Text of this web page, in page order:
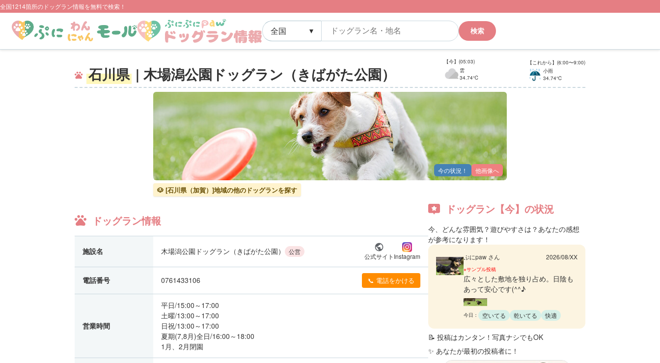
全国1214箇所のドッグラン情報を無料で検索！
検索
石川県 | 木場潟公園ドッグラン（きばがた公園）
【今】(05:03)
雲
34.74℃
【これから】(6:00〜9:00)
小雨
34.74℃
今の状況！ 他画像へ
🐶 [石川県（加賀）]地域の他のドッグランを探す
ドッグラン情報
施設名 木場潟公園ドッグラン（きばがた公園） 公営
公式サイト Instagram
電話番号 0761433106 📞 電話をかける
営業時間
平日/15:00～17:00
土曜/13:00～17:00
日祝/13:00～17:00
夏期(7,8月)全日/16:00～18:00
1月、2月閉園
ドッグラン【今】の状況
今、どんな雰囲気？遊びやすさは？あなたの感想
が参考になります！
ぷにpaw さん 2026/08/XX
※サンプル投稿
広々とした敷地を独り占め。日陰も
あって安心です(^^♪
今日： 空いてる 乾いてる 快適
📝 投稿はカンタン！写真ナシでもOK
✨ あなたが最初の投稿者に！